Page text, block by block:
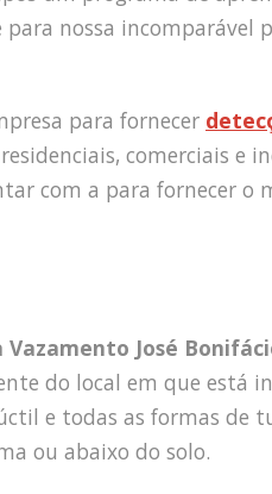
nossa incomparável
para fornecer
comerciais e
com a para fornecer o
Vazamento José
do local em que está
e todas as formas de
ou abaixo do solo.